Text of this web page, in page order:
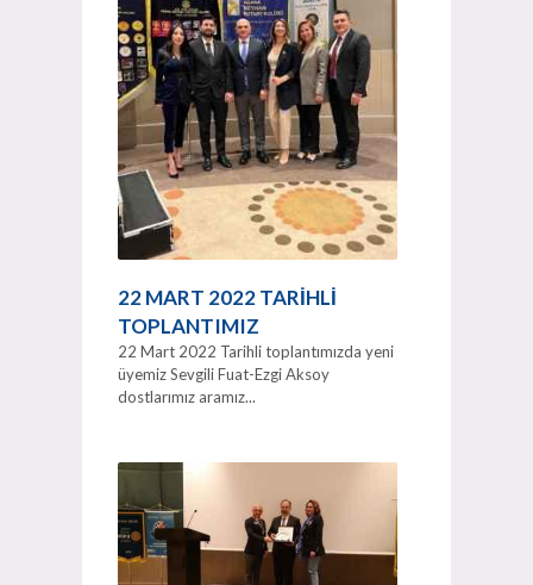
22 MART 2022 TARİHLİ
TOPLANTIMIZ
22 Mart 2022 Tarihli toplantımızda yeni
üyemiz Sevgili Fuat-Ezgi Aksoy
dostlarımız aramız...